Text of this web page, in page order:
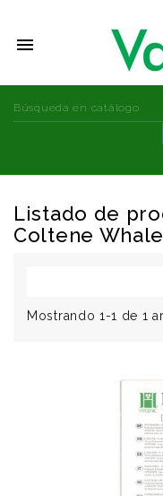

Listado de
Coltene
Mostrando 1-1 de 1